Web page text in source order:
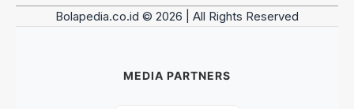
Bolapedia.co.id © 2026 | All Rights Reserved
MEDIA PARTNERS